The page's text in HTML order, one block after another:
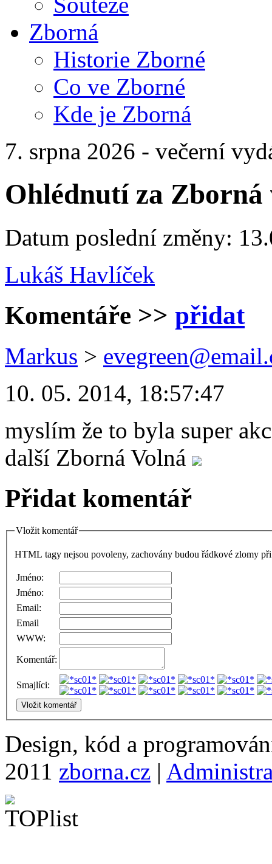
Zborná
Historie Zborné
Co ve Zborné
Kde je Zborná
7. srpna 2026 - večerní
Ohlédnutí za Zborná
Datum poslední změny:
Lukáš Havlíček
Komentáře >> přidat
Markus >
10. 05. 2014, 18:57:47
myslím že to byla super
další Zborná Volná
Přidat komentář
Vložit komentář
HTML tagy nejsou povoleny, zachovány budou řádkové zlomy
Jméno:
Jméno:
Email:
Email
WWW:
Komentář:
Smajlíci:
Design, kód a
2011 zborna.cz |